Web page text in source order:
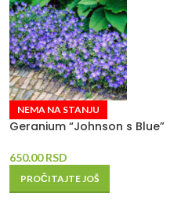
NEMA NA STANJU
Geranium “Johnson s Blue”
650.00RSD
PROČITAJTE JOŠ